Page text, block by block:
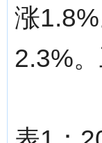
涨
2.3%